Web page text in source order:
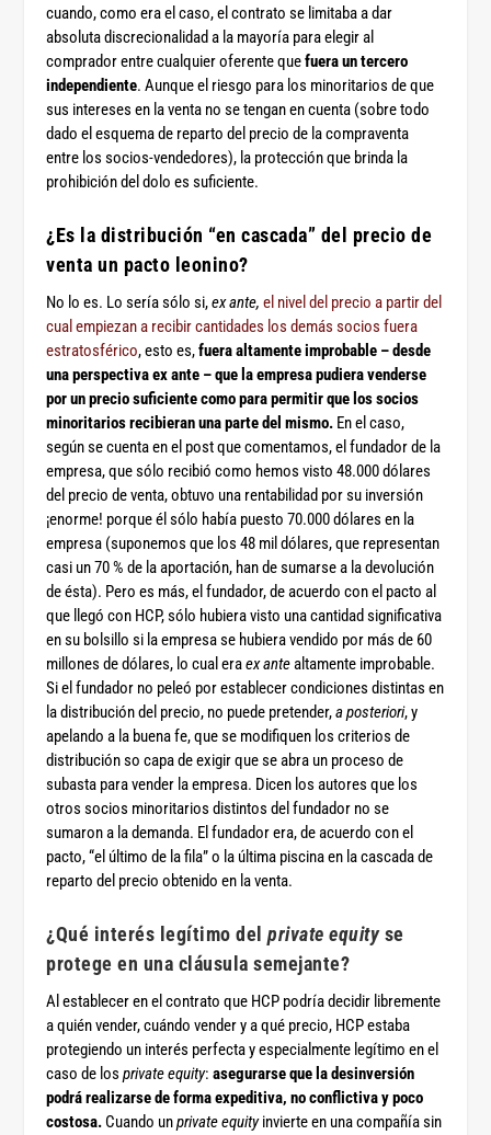
cuando, como era el caso, el contrato se limitaba a dar
absoluta discrecionalidad a la mayoría para elegir al
comprador entre cualquier oferente quefuera un tercero
independiente. Aunque el riesgo para los minoritarios de que
sus intereses en la venta no se tengan en cuenta (sobre todo
dado el esquema de reparto del precio de la compraventa
entre los socios-vendedores), la protección que brinda la
prohibición del dolo es suficiente.
¿Es la distribución “en cascada” del precio de
venta un pacto leonino?
No lo es. Lo sería sólo si,ex ante,el nivel del precio a partir del
cual empiezan a recibir cantidades los demás socios fuera
estratosférico, esto es,fuera altamente improbable – desde
una perspectiva ex ante – que la empresa pudiera venderse
por un precio suficiente como para permitir que los socios
minoritarios recibieran una parte del mismo. En el caso,
según se cuenta en el post que comentamos, el fundador de la
empresa, que sólo recibió como hemos visto 48.000 dólares
del precio de venta, obtuvo una rentabilidad por su inversión
¡enorme! porque él sólo había puesto 70.000 dólares en la
empresa (suponemos que los 48 mil dólares, que representan
casi un 70 % de la aportación, han de sumarse a la devolución
de ésta). Pero es más, el fundador, de acuerdo con el pacto al
que llegó con HCP, sólo hubiera visto una cantidad significativa
en su bolsillo si la empresa se hubiera vendido por más de 60
millones de dólares, lo cual eraex antealtamente improbable.
Si el fundador no peleó por establecer condiciones distintas en
la distribución del precio, no puede pretender,a posteriori, y
apelando a la buena fe, que se modifiquen los criterios de
distribución so capa de exigir que se abra un proceso de
subasta para vender la empresa. Dicen los autores que los
otros socios minoritarios distintos del fundador no se
sumaron a la demanda. El fundador era, de acuerdo con el
pacto, “el último de la fila” o la última piscina en la cascada de
reparto del precio obtenido en la venta.
¿Qué interés legítimo delprivate equityse
protege en una cláusula semejante?
Al establecer en el contrato que HCP podría decidir libremente
a quién vender, cuándo vender y a qué precio, HCP estaba
protegiendo un interés perfecta y especialmente legítimo en el
caso de losprivate equity:asegurarse que la desinversión
podrá realizarse de forma expeditiva, no conflictiva y poco
costosa. Cuando unprivate equityinvierte en una compañía sin